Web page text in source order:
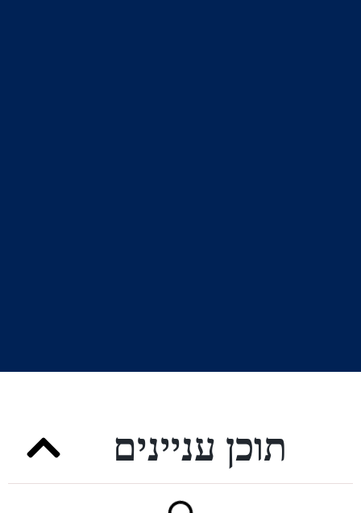
תוכן עניינים